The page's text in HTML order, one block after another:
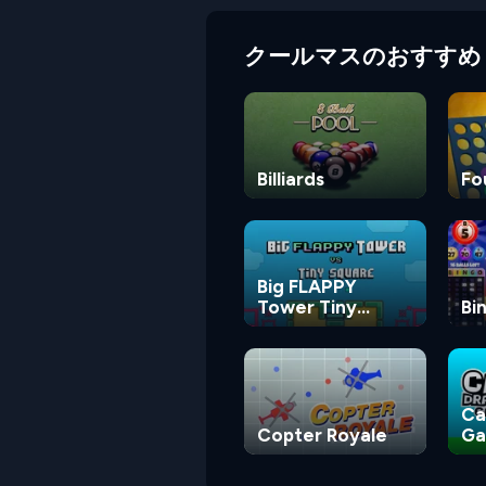
クールマスのおすすめ
Billiards
Big FLAPPY
Tower Tiny
Square
Copter Royale